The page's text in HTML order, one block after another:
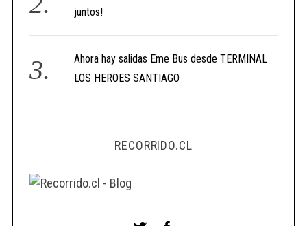
juntos!
Ahora hay salidas Eme Bus desde TERMINAL
LOS HEROES SANTIAGO
RECORRIDO.CL